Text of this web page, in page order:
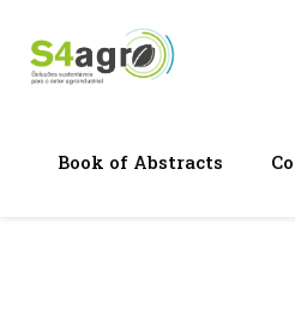
Book of Abstracts